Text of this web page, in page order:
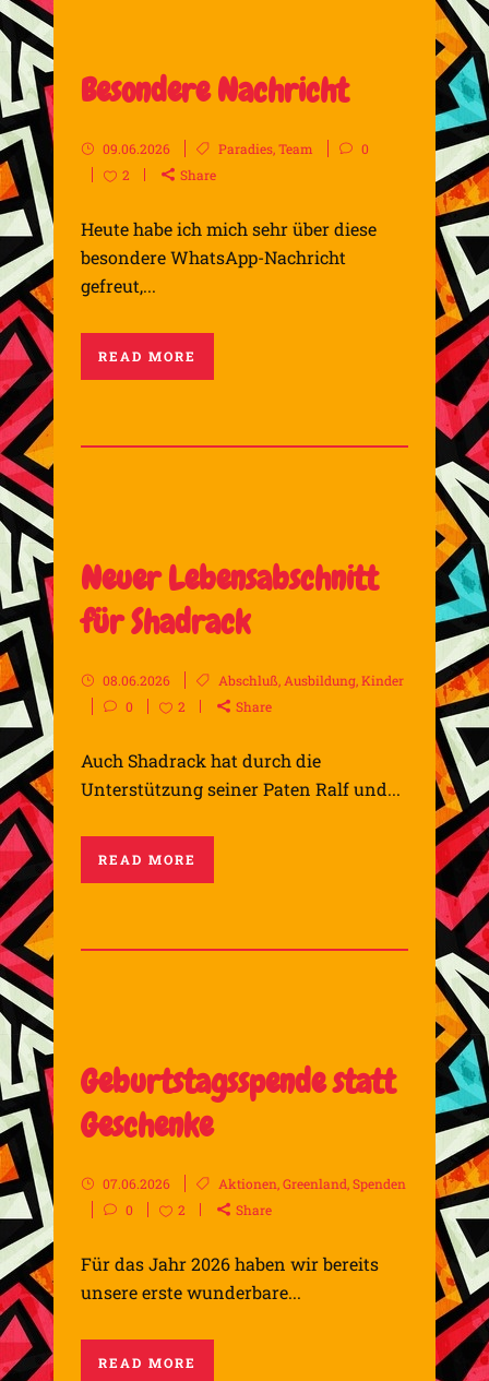
Besondere Nachricht
09.06.2026 Paradies,Team
0
2
Share
Heute habe ich mich sehr über diese
besondere WhatsApp-Nachricht
gefreut,...
READ MORE
Neuer Lebensabschnitt
für Shadrack
08.06.2026 Abschluß,Ausbildung,Kinder
0
2 Share
Auch Shadrack hat durch die
Unterstützung seiner Paten Ralf und...
READ MORE
Geburtstagsspende statt
Geschenke
07.06.2026 Aktionen,Greenland,Spenden
0
2 Share
Für das Jahr 2026 haben wir bereits
unsere erste wunderbare...
READ MORE